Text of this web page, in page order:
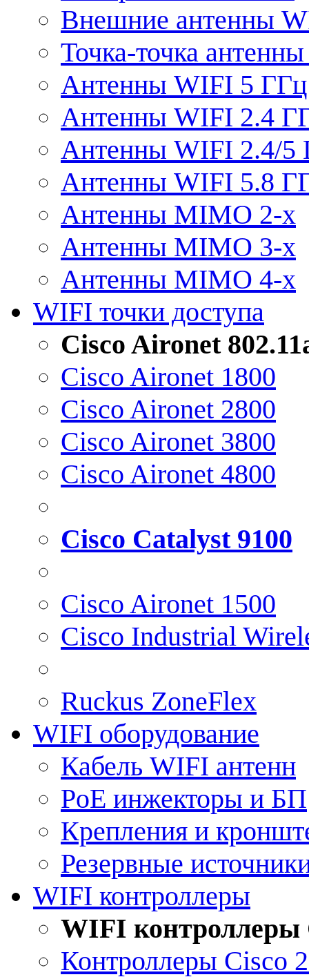
Внешние антенны
Точка-точка
Антенны WIFI 5 ГГц
Антенны WIFI 2.4
Антенны WIFI 2.4/5
Антенны WIFI 5.8
Антенны MIMO 2-x
Антенны MIMO 3-x
Антенны MIMO 4-x
WIFI точки доступа
Cisco Aironet
Cisco Aironet 1800
Cisco Aironet 2800
Cisco Aironet 3800
Cisco Aironet 4800
Cisco Catalyst 9100
Cisco Aironet 1500
Cisco Industrial
Ruckus ZoneFlex
WIFI оборудование
Кабель WIFI антенн
PoE инжекторы и БП
Крепления и
Резервные
WIFI контроллеры
WIFI контроллеры
Контроллеры Cisco